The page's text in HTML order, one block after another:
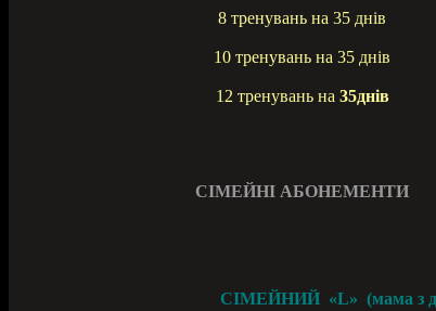
8 тренувань на 35 днів
10 тренувань на 35 днів
12 тренувань на 35днів
СІМЕЙНІ АБОНЕМЕНТИ
СІМЕЙНИЙ «L» (мама з